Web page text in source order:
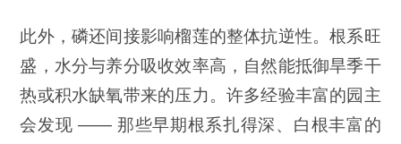
此外，磷还间接影响榴莲的整体抗逆性。根系旺
盛，水分与养分吸收效率高，自然能抵御旱季干
热或积水缺氧带来的压力。许多经验丰富的园主
会发现 —— 那些早期根系扎得深、白根丰富的